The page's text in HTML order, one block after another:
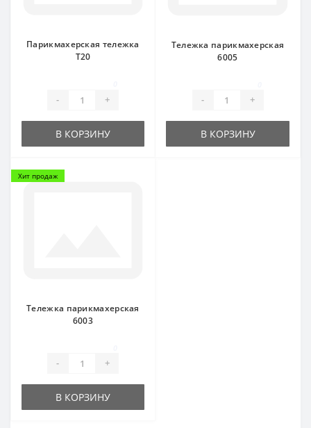
Парикмахерская тележка
Т20
- +
В КОРЗИНУ
Тележка парикмахерская
6005
- +
В КОРЗИНУ
Хит продаж
Тележка парикмахерская
6003
- +
В КОРЗИНУ